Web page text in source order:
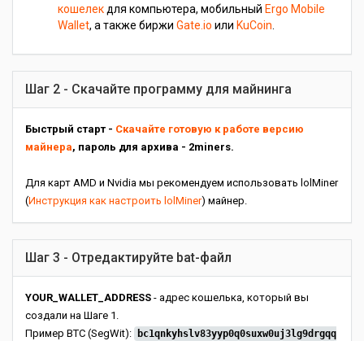
кошелек для компьютера, мобильный Ergo Mobile
Wallet, а также биржи Gate.io или KuCoin
Шаг 2 - Скачайте программу для майнинга
Быстрый старт - Скачайте готовую к работе версию
майнера, пароль для архива - 2miners.
Для карт AMD и Nvidia мы рекомендуем использовать lolMiner
(Инструкция как настроить lolMiner) майнер.
Шаг 3 - Отредактируйте bat-файл
YOUR_WALLET_ADDRESS - адрес кошелька, который вы
создали на Шаге 1.
Пример BTC (SegWit):
bc1qnkyhslv83yyp0q0suxw0uj3lg9drgqq